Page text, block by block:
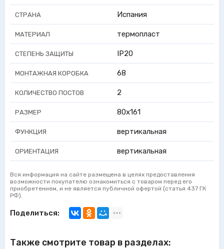
СТРАНА Испания
МАТЕРИАЛ термопласт
СТЕПЕНЬ ЗАЩИТЫ IP20
МОНТАЖНАЯ КОРОБКА 68
КОЛИЧЕСТВО ПОСТОВ 2
РАЗМЕР 80x161
ФУНКЦИЯ вертикальная
ОРИЕНТАЦИЯ вертикальная
Вся информация на сайте размещена в целях предоставления
возможности покупателю ознакомиться с товаром перед его
приобретением, и не является публичной офертой (статья 437 ГК
РФ).
Поделиться:
Также смотрите товар в разделах: